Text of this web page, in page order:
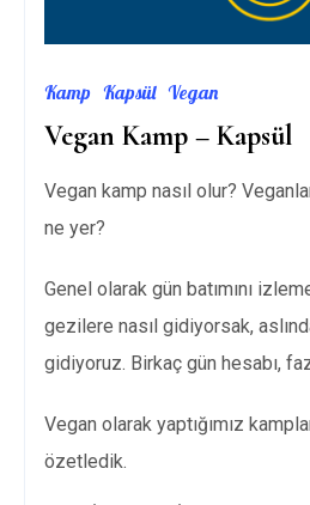
Kamp Kapsül Vegan
Vegan Kamp – Kapsül
Vegan kamp nasıl olur?
ne yer?
Genel olarak gün batımını
gezilere nasıl gidiyorsak,
gidiyoruz. Birkaç gün hesabı,
Vegan olarak yaptığımız
özetledik.